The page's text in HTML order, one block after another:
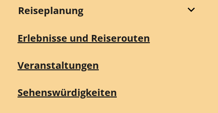
Reiseplanung
Erlebnisse und Reiserouten
Veranstaltungen
Sehenswürdigkeiten